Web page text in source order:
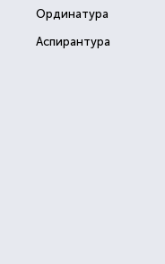
Ординатура
Аспирантура